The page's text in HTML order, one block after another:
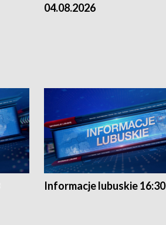
04.08.2026
Informacje lubuskie 16:30